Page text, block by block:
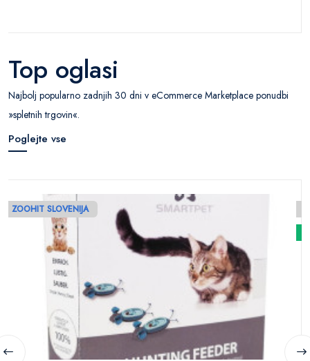
Top oglasi
Najbolj popularno zadnjih 30 dni v eCommerce Marketplace ponudbi
»spletnih trgovin«.
Poglejte vse
ZOOHIT SLOVENIJA